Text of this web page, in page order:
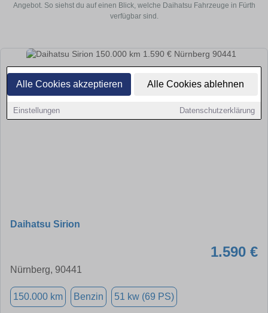
Alle Cookies akzeptieren Alle Cookies ablehnen
Einstellungen Datenschutzerklärung
Angebot. So siehst du auf einen Blick, welche Daihatsu Fahrzeuge in Fürth
verfügbar sind.
Daihatsu Sirion
1.590 €
Nürnberg, 90441
150.000 km Benzin 51 kw (69 PS)